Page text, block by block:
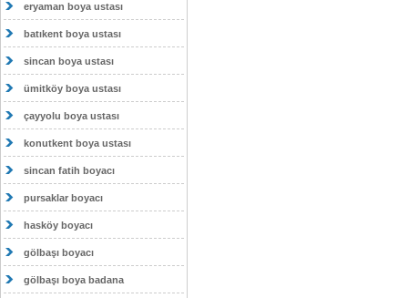
eryaman boya ustası
batıkent boya ustası
sincan boya ustası
ümitköy boya ustası
çayyolu boya ustası
konutkent boya ustası
sincan fatih boyacı
pursaklar boyacı
hasköy boyacı
gölbaşı boyacı
gölbaşı boya badana